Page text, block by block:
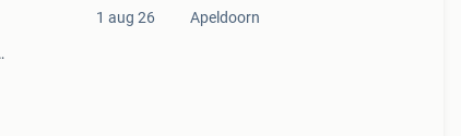
1 aug 26 Apeldoorn